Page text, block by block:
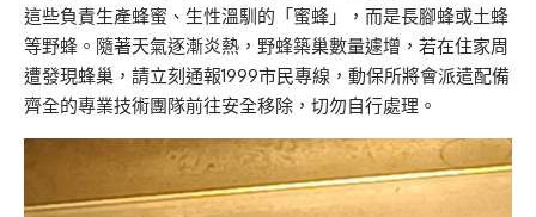
這些負責生產蜂蜜、生性溫馴的「蜜蜂」，而是長腳蜂或土蜂
等野蜂。隨著天氣逐漸炎熱，野蜂築巢數量遽增，若在住家周
遭發現蜂巢，請立刻通報1999市民專線，動保所將會派遣配備
齊全的專業技術團隊前往安全移除，切勿自行處理。